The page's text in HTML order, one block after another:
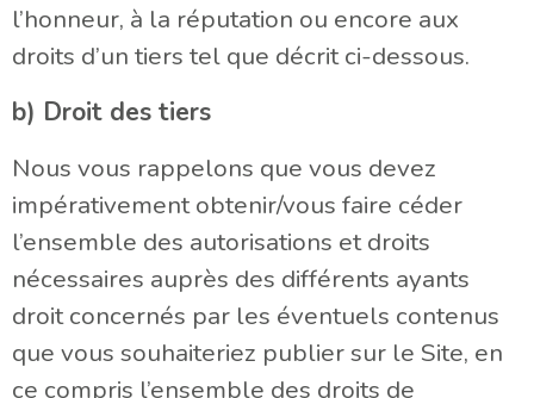
l’honneur, à la réputation ou encore aux
droits d’un tiers tel que décrit ci-dessous.
b) Droit des tiers
Nous vous rappelons que vous devez
impérativement obtenir/vous faire céder
l’ensemble des autorisations et droits
nécessaires auprès des différents ayants
droit concernés par les éventuels contenus
que vous souhaiteriez publier sur le Site, en
ce compris l’ensemble des droits de